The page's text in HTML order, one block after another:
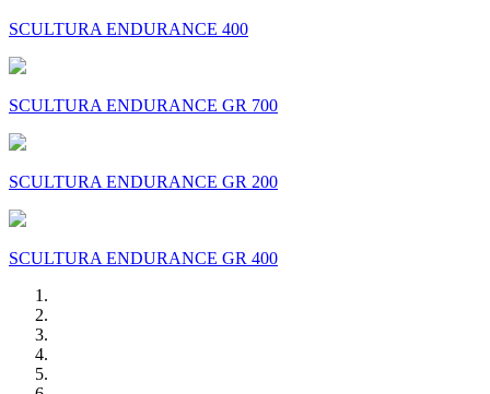
SCULTURA ENDURANCE 400
SCULTURA ENDURANCE GR 700
SCULTURA ENDURANCE GR 200
SCULTURA ENDURANCE GR 400